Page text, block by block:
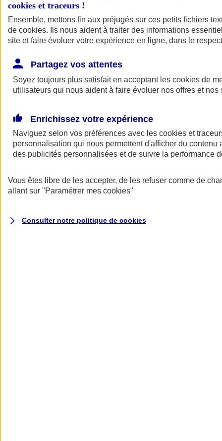
AXA Assurance
cookies et traceurs !
Ensemble, mettons fin aux préjugés sur ces petits fichiers
de cookies. Ils nous aident à traiter des informations
site et faire évoluer votre expérience en ligne, dans le
Partagez vos attentes
Soyez toujours plus satisfait en acceptant les cookies de
utilisateurs qui nous aident à faire évoluer nos offres et nos
Enrichissez votre expérience
Naviguez selon vos préférences avec les cookies et
personnalisation qui nous permettent d'afficher du contenu
des publicités personnalisées et de suivre la performance
Vous êtes libre de les accepter, de les refuser comme de
allant sur "Paramétrer mes cookies"
Consulter notre politique de cookies